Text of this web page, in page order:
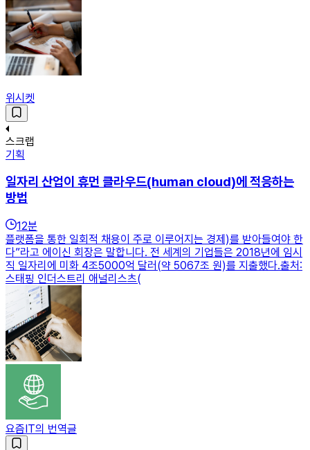
위시켓
스크랩
기획
일자리 산업이 휴먼 클라우드(human cloud)에 적응하는
방법
12분
플랫폼을 통한 일회적 채용이 주로 이루어지는 경제)를 받아들여야 한
다”라고 에이신 회장은 말합니다. 전 세계의 기업들은 2018년에 임시
직 일자리에 미화 4조5000억 달러(약 5067조 원)를 지출했다.출처:
스태핑 인더스트리 애널리스츠(
요즘IT의 번역글